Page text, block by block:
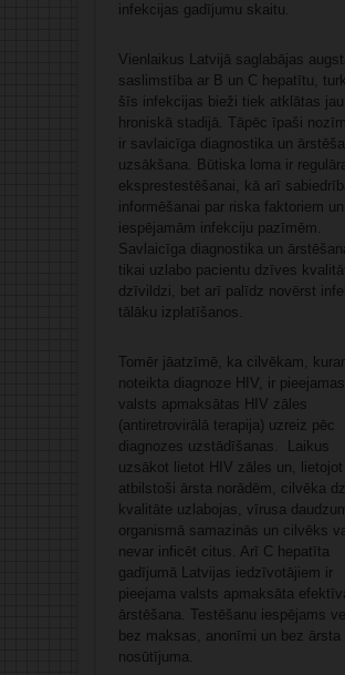
infekcijas gadījumu skaitu.
Vienlaikus Latvijā saglabājas
saslimstība ar B un C hepatītu,
šīs infekcijas bieži tiek atklātas jau
hroniskā stadijā. Tāpēc īpaši
ir savlaicīga diagnostika un
uzsākšana. Būtiska loma ir
eksprestestēšanai, kā arī
informēšanai par riska faktoriem un
iespējamām infekciju pazīmēm.
Savlaicīga diagnostika un
tikai uzlabo pacientu dzīves
dzīvildzi, bet arī palīdz novērst
tālāku izplatīšanos.
Tomēr jāatzīmē, ka cilvēkam,
noteikta diagnoze HIV, ir pieejamas
valsts apmaksātas HIV zāles
(antiretrovirālā terapija) uzreiz pēc
diagnozes uzstādīšanas. Laikus
uzsākot lietot HIV zāles un,
atbilstoši ārsta norādēm, cilvēka
kvalitāte uzlabojas, vīrusa
organismā samazinās un cilvēks
nevar inficēt citus. Arī C hepatīta
gadījumā Latvijas iedzīvotājiem ir
pieejama valsts apmaksāta
ārstēšana. Testēšanu iespējams
bez maksas, anonīmi un bez ārsta
nosūtījuma.